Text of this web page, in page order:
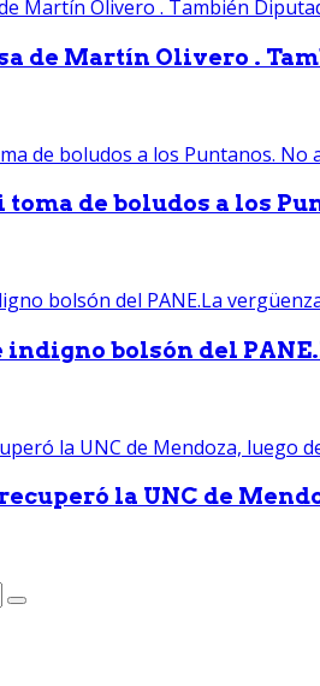
de Martín Olivero .
toma de boludos a los
bolsón del
la UNC de